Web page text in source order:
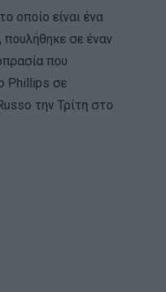
οποίο είναι ένα
σε έναν
που
Phillips σε
την Τρίτη στο